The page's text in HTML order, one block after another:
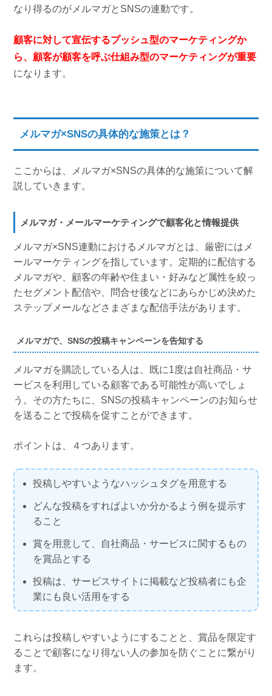
なり得るのがメルマガとSNSの連動です。
顧客に対して宣伝するプッシュ型のマーケティングか
ら、顧客が顧客を呼ぶ仕組み型のマーケティングが重要
になります。
メルマガ×SNSの具体的な施策とは？
ここからは、メルマガ×SNSの具体的な施策について解
説していきます。
メルマガ・メールマーケティングで顧客化と情報提供
メルマガ×SNS連動におけるメルマガとは、厳密にはメ
ールマーケティングを指しています。定期的に配信する
メルマガや、顧客の年齢や住まい・好みなど属性を絞っ
たセグメント配信や、問合せ後などにあらかじめ決めた
ステップメールなどさまざまな配信手法があります。
メルマガで、SNSの投稿キャンペーンを告知する
メルマガを購読している人は、既に1度は自社商品・サ
ービスを利用している顧客である可能性が高いでしょ
う。その方たちに、SNSの投稿キャンペーンのお知らせ
を送ることで投稿を促すことができます。
ポイントは、４つあります。
投稿しやすいようなハッシュタグを用意する
どんな投稿をすればよいか分かるよう例を提示す
ること
賞を用意して、自社商品・サービスに関するもの
を賞品とする
投稿は、サービスサイトに掲載など投稿者にも企
業にも良い活用をする
これらは投稿しやすいようにすることと、賞品を限定す
ることで顧客になり得ない人の参加を防ぐことに繋がり
ます。